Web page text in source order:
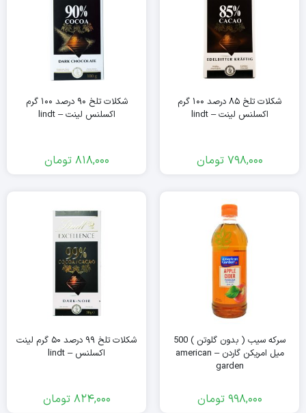
شکلات تلخ ۸۵ درصد ۱۰۰ گرم
اکسلنس لینت – lindt
798,000 تومان
شکلات تلخ ۹۰ درصد ۱۰۰ گرم
اکسلنس لینت – lindt
818,000 تومان
سرکه سیب ( بدون گلوتن ) 500
میل امریکن گاردن – american
garden
998,000 تومان
شکلات تلخ ۹۹ درصد ۵۰ گرم لینت
اکسلنس – lindt
824,000 تومان